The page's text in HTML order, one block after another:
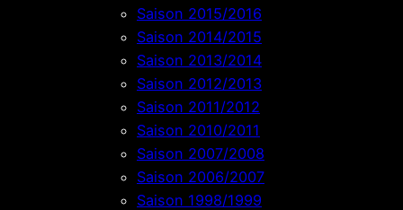
Saison 2015/2016
Saison 2014/2015
Saison 2013/2014
Saison 2012/2013
Saison 2011/2012
Saison 2010/2011
Saison 2007/2008
Saison 2006/2007
Saison 1998/1999